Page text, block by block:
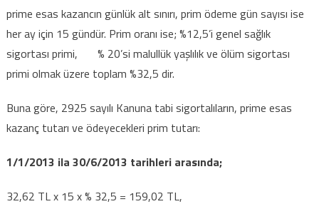
prime esas kazancın günlük alt sınırı, prim ödeme gün sayısı ise
her ay için 15 gündür. Prim oranı ise; %12,5’i genel sağlık
sigortası primi, % 20’si malullük yaşlılık ve ölüm sigortası
primi olmak üzere toplam %32,5 dir.
Buna göre, 2925 sayılı Kanuna tabi sigortalıların, prime esas
kazanç tutarı ve ödeyecekleri prim tutarı:
1/1/2013 ila 30/6/2013 tarihleri arasında;
32,62 TL x 15 x % 32,5 = 159,02 TL,